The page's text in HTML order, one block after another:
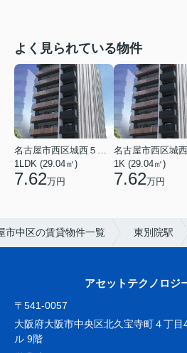
よく見られている物件
1LDK (29.04㎡)
7.62万円
1K (29.04㎡)
7.62万円
市中区の賃貸物件一覧 東別院駅
アセットテクノロジ
〒541-0057
大阪府大阪市中央区北久宝寺町４丁
ル 9階